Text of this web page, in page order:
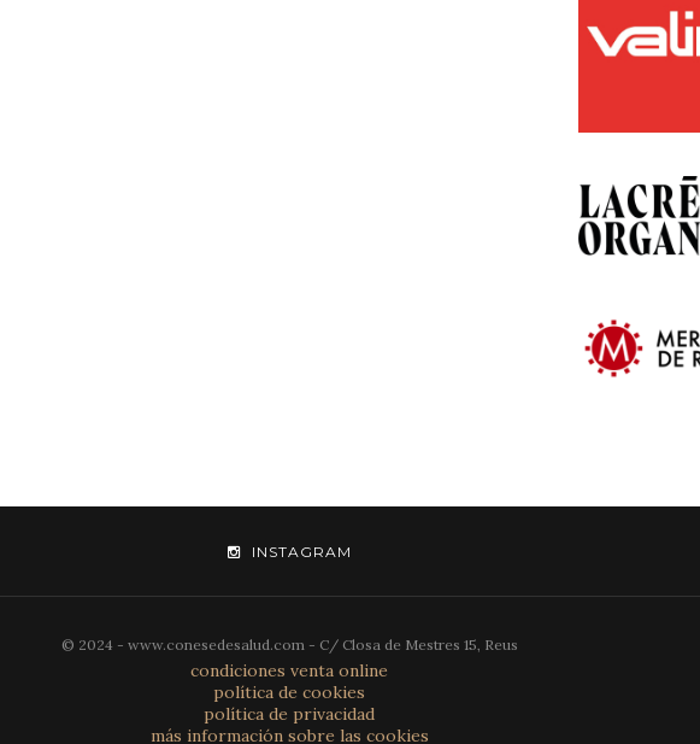
INSTAGRAM
© 2024 - www.conesedesalud.com - C/ Closa de Mestres 15, Reus
condiciones venta online
política de cookies
política de privacidad
más información sobre las cookies